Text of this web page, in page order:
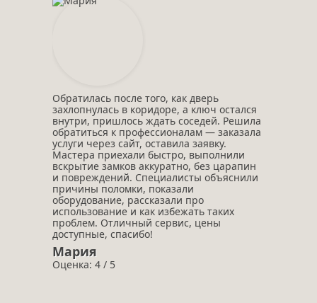
Обратилась после того, как дверь
захлопнулась в коридоре, а ключ остался
внутри, пришлось ждать соседей. Решила
обратиться к профессионалам — заказала
услуги через сайт, оставила заявку.
Мастера приехали быстро, выполнили
вскрытие замков аккуратно, без царапин
и повреждений. Специалисты объяснили
причины поломки, показали
оборудование, рассказали про
использование и как избежать таких
проблем. Отличный сервис, цены
доступные, спасибо!
Мария
Оценка: 4 / 5